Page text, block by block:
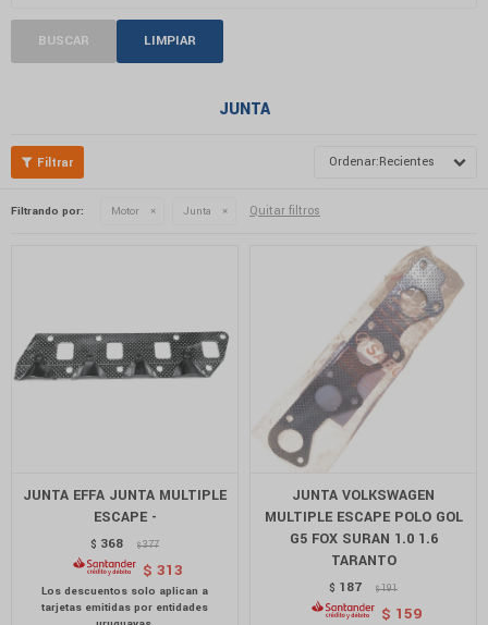
BUSCAR LIMPIAR
JUNTA
Recientes
Filtrando por: Motor Junta Quitar filtros
JUNTA EFFA JUNTA MULTIPLE
ESCAPE -
$ 368 $377
$ 313
JUNTA VOLKSWAGEN
MULTIPLE ESCAPE POLO GOL
G5 FOX SURAN 1.0 1.6
TARANTO
$ 187 $191
$ 159